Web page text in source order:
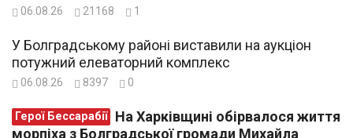
06.08.26 21168 1
У Болградському районі виставили на аукціон
потужний елеваторний комплекс
06.08.26 8397 0
Герої Бессарабії
морпіха з Болградської громади Михайла